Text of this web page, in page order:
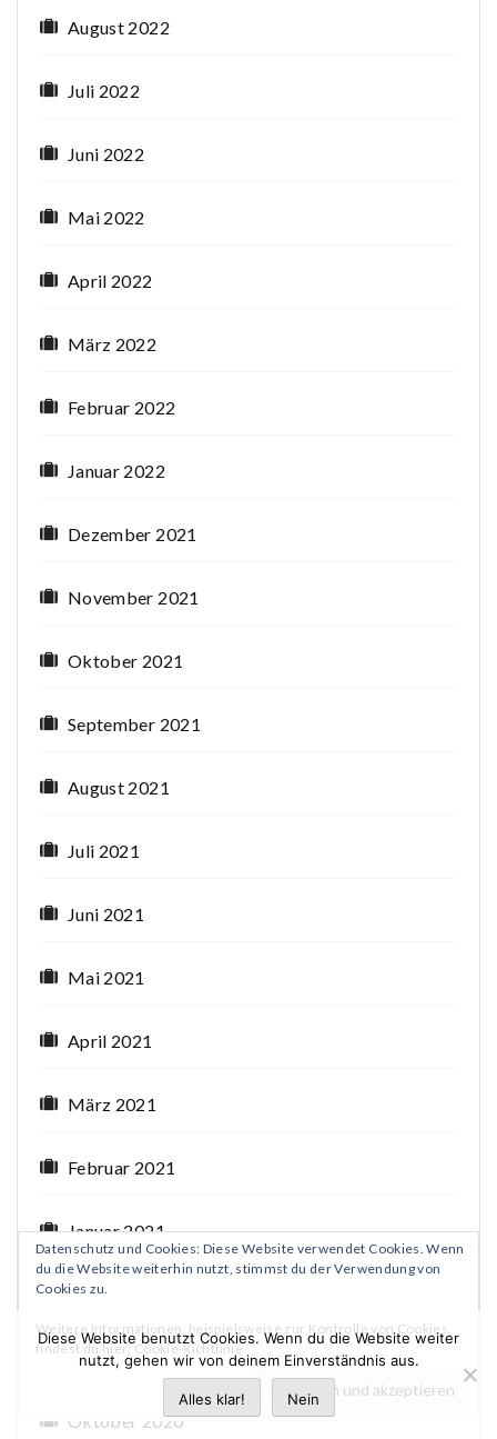
August 2022
Juli 2022
Juni 2022
Mai 2022
April 2022
März 2022
Februar 2022
Januar 2022
Dezember 2021
November 2021
Oktober 2021
September 2021
August 2021
Juli 2021
Juni 2021
Mai 2021
April 2021
März 2021
Februar 2021
Januar 2021
Dezember 2020
November 2020
Oktober 2020
Datenschutz und Cookies: Diese Website verwendet Cookies. Wenn
du die Website weiterhin nutzt, stimmst du der Verwendung von
Cookies zu.
Weitere Informationen, beispielsweise zur Kontrolle von Cookies,
findest du hier:Cookie-Richtlinie
Diese Website benutzt Cookies. Wenn du die Website weiter
nutzt, gehen wir von deinem Einverständnis aus.
Alles klar! Nein